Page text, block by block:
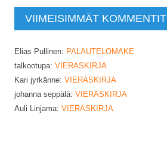
VIIMEISIMMÄT KOMMENTIT
Elias Pullinen: PALAUTELOMAKE
talkootupa: VIERASKIRJA
Kari jyrkänne: VIERASKIRJA
johanna seppälä: VIERASKIRJA
Auli Linjama: VIERASKIRJA